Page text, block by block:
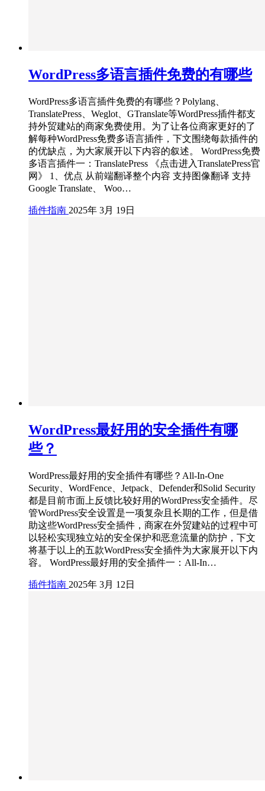
WordPress多语言插件免费的有哪些
WordPress多语言插件免费的有哪些？Polylang、
TranslatePress、Weglot、GTranslate等WordPress插件都支
持外贸建站的商家免费使用。为了让各位商家更好的了
解每种WordPress免费多语言插件，下文围绕每款插件的
的优缺点，为大家展开以下内容的叙述。 WordPress免费
多语言插件一：TranslatePress 《点击进入TranslatePress官
网》 1、优点 从前端翻译整个内容 支持图像翻译 支持
Google Translate、 Woo…
插件指南 2025年 3月 19日
WordPress最好用的安全插件有哪
些？
WordPress最好用的安全插件有哪些？All-In-One
Security、WordFence、Jetpack、Defender和Solid Security
都是目前市面上反馈比较好用的WordPress安全插件。尽
管WordPress安全设置是一项复杂且长期的工作，但是借
助这些WordPress安全插件，商家在外贸建站的过程中可
以轻松实现独立站的安全保护和恶意流量的防护，下文
将基于以上的五款WordPress安全插件为大家展开以下内
容。 WordPress最好用的安全插件一：All-In…
插件指南 2025年 3月 12日